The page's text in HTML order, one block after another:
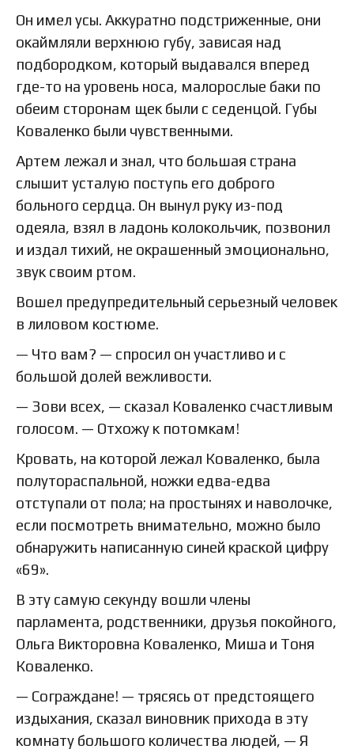
Он имел усы. Аккуратно подстриженные, они
окаймляли верхнюю губу, зависая над
подбородком, который выдавался вперед
где-то на уровень носа, малорослые баки по
обеим сторонам щек были с седенцой. Губы
Коваленко были чувственными.
Артем лежал и знал, что большая страна
слышит усталую поступь его доброго
больного сердца. Он вынул руку из-под
одеяла, взял в ладонь колокольчик, позвонил
и издал тихий, не окрашенный эмоционально,
звук своим ртом.
Вошел предупредительный серьезный человек
в лиловом костюме.
— Что вам? — спросил он участливо и с
большой долей вежливости.
— Зови всех, — сказал Коваленко счастливым
голосом. — Отхожу к потомкам!
Кровать, на которой лежал Коваленко, была
полутораспальной, ножки едва-едва
отступали от пола; на простынях и наволочке,
если посмотреть внимательно, можно было
обнаружить написанную синей краской цифру
«69».
В эту самую секунду вошли члены
парламента, родственники, друзья покойного,
Ольга Викторовна Коваленко, Миша и Тоня
Коваленко.
— Сограждане! — трясясь от предстоящего
издыхания, сказал виновник прихода в эту
комнату большого количества людей, — Я